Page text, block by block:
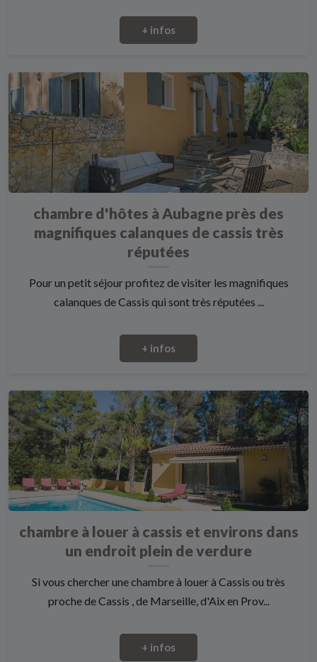
+ infos
chambre d'hôtes à Aubagne près des
magnifiques calanques de cassis très
réputées
Pour un petit séjour profitez de visiter les magnifiques
calanques de Cassis qui sont très réputées ...
+ infos
chambre à louer à cassis et environs dans
un endroit plein de verdure
Si vous chercher une chambre à louer à Cassis ou très
proche de Cassis , de Marseille, d'Aix en Prov...
+ infos